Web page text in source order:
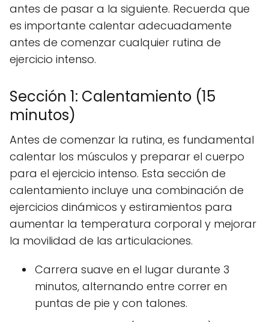
antes de pasar a la siguiente. Recuerda que
es importante calentar adecuadamente
antes de comenzar cualquier rutina de
ejercicio intenso.
Sección 1: Calentamiento (15
minutos)
Antes de comenzar la rutina, es fundamental
calentar los músculos y preparar el cuerpo
para el ejercicio intenso. Esta sección de
calentamiento incluye una combinación de
ejercicios dinámicos y estiramientos para
aumentar la temperatura corporal y mejorar
la movilidad de las articulaciones.
Carrera suave en el lugar durante 3
minutos, alternando entre correr en
puntas de pie y con talones.